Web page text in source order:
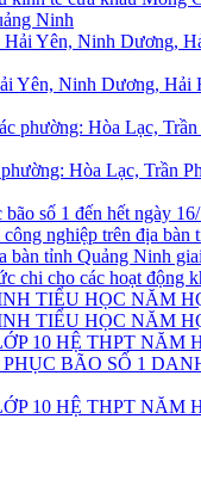
Ninh
Yên, Ninh Dương,
Hòa Lạc, Trần
số 1 đến hết ngày
bàn tỉnh Quảng Ninh
chi cho các hoạt động
TIỂU HỌC NĂM
TIỂU HỌC NĂM
10 HỆ THPT NĂM
10 HỆ THPT NĂM